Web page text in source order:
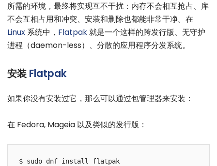
所需的环境，最终将实现互不干扰：内存不会相互抢占、库
不会互相占用和冲突、安装和删除也都能非常干净。在
Linux系统中， Flatpak就是一个这样的跨发行版、无守护
进程（daemon-less）、分散的应用程序分发系统。
安装Flatpak
如果你没有安装过它，那么可以通过包管理器来安装：
在 Fedora, Mageia 以及类似的发行版：
$ sudo dnf install flatpak